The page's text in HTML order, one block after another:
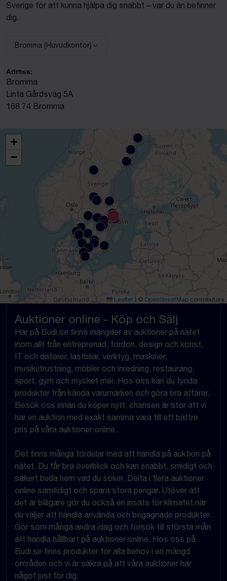
Sverige för att kunna hjälpa dig snabbt – var du än befinner
dig.
Välj anläggning:
Bromma (Huvudkontor)
Adress:
Bromma
Linta Gårdsväg 5A
168 74 Bromma
+
−
Leaflet © OpenStreetMap contributors
Auktioner online - Köp och Sälj
Här på Budi.se finns mängder av auktioner på nätet
inom allt från entreprenad, fordon, design och konst,
IT och datorer, lastbilar, verktyg, maskiner,
musikutrustning, möbler och inredning, restaurang,
sport, gym och mycket mer. Hos oss kan du fynda
produkter från kända varumärken och göra bra affärer.
Besök oss innan du köper nytt, chansen är stor att vi
har en auktion med exakt samma vara till ett bättre
pris på våra auktioner online.
Det finns många fördelar med att handla på auktion på
nätet. Du får bra överblick och kan snabbt, smidigt och
säkert buda hem vad du söker. Delta i flera auktioner
online samtidigt och spara stora pengar. Utöver att
det är billigare gör du också en insats för klimatet när
du väljer att handla använda och begagnade produkter.
Gör som många andra idag och försök till största mån
att handla hållbart på auktioner online. Hos oss på
Budi.se finns produkter för alla behov i en mängd
områden och vi är säkra på att våra auktioner har
något just för dig.